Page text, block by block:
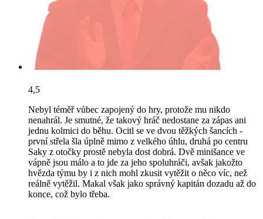
4,5
Nebyl téměř vůbec zapojený do hry, protože mu nikdo
nenahrál. Je smutné, že takový hráč nedostane za zápas ani
jednu kolmici do běhu. Ocitl se ve dvou těžkých šancích -
první střela šla úplně mimo z velkého úhlu, druhá po centru
Saky z otočky prostě nebyla dost dobrá. Dvě minišance ve
vápně jsou málo a to jde za jeho spoluhráči, avšak jakožto
hvězda týmu by i z nich mohl zkusit vytěžit o něco víc, než
reálně vytěžil. Makal však jako správný kapitán dozadu až do
konce, což bylo třeba.